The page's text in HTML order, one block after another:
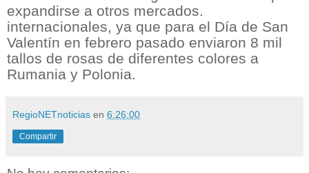
expandirse a otros mercados.
internacionales, ya que para el Día de San
Valentín en febrero pasado enviaron 8 mil
tallos de rosas de diferentes colores a
Rumania y Polonia.
RegioNETnoticias en 6:26:00
Compartir